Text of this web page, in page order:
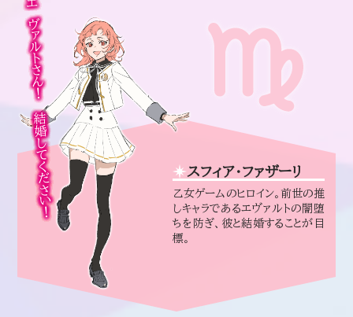
エヴァルトさん！ 結婚してください！ スフィア・ファザーリ
乙女ゲームのヒロイン。前世の推
しキャラであるエヴァルトの闇堕
ちを防ぎ、彼と結婚することが目
標。